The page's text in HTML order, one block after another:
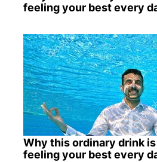
feeling your best every
Why this ordinary drink
feeling your best every